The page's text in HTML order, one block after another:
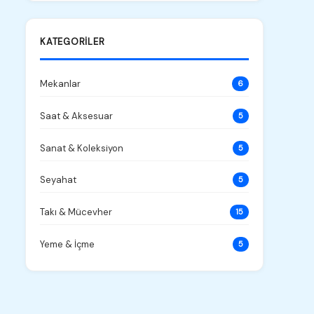
KATEGORILER
Mekanlar 6
Saat & Aksesuar 5
Sanat & Koleksiyon 5
Seyahat 5
Takı & Mücevher 15
Yeme & İçme 5